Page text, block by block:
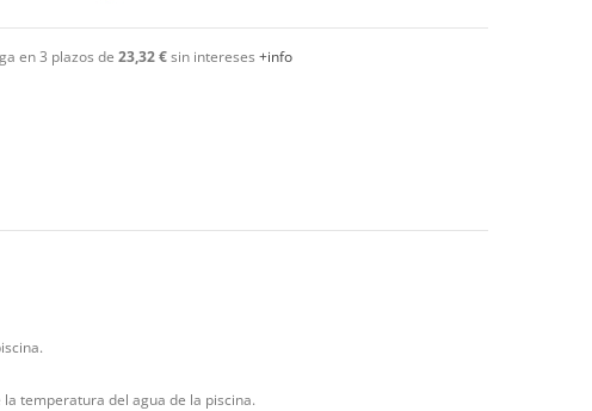
en 3 plazos de23,32 €sin intereses+info
temperatura del agua de la piscina.